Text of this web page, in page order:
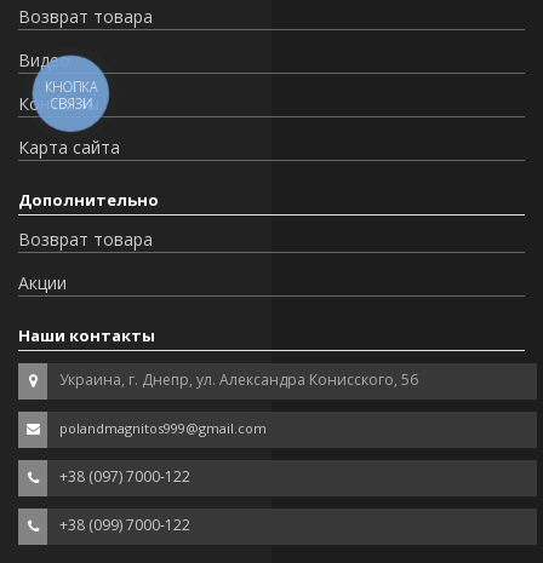
Возврат товара
Видео
Контакты
Карта сайта
Дополнительно
Возврат товара
Акции
Наши контакты
Украина, г. Днепр, ул. Александра Конисского, 56
polandmagnitos999@gmail.com
+38 (097) 7000-122
+38 (099) 7000-122
КНОПКА
СВЯЗИ